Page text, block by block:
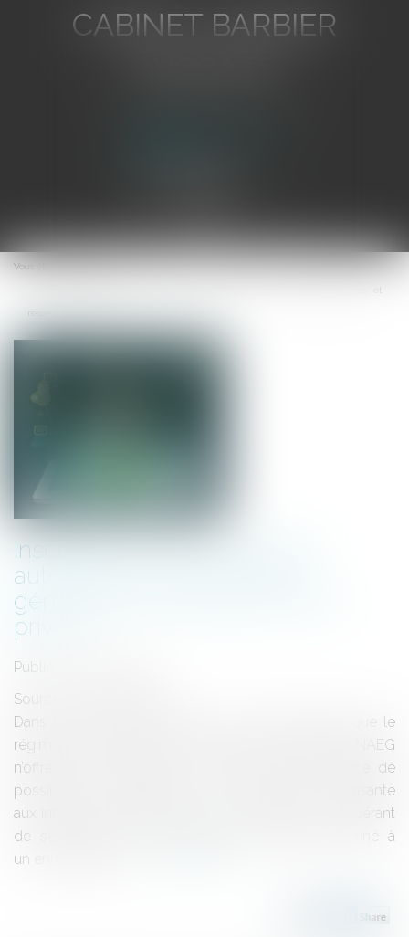
CABINET BARBIER
Ouvrir
le
Vous êtes ici :
respect de la vie privée
Inscription au fichier national
automatisé des empreintes
génétiques et respect de la vie
privée
Publié le :
Source :
Dans un arrêt du 22 juin 2017, la Cour EDH juge que le
régime de conservation des profils ADN dans le FNAEG
n’offre pas, en raison de sa durée et de l’absence de
possibilité d’effacement, de protection suffisante
aux intéressés. L’affaire concerne le refus par le requérant
de se prêter à un prélèvement biologique destiné à
un enregistrement...